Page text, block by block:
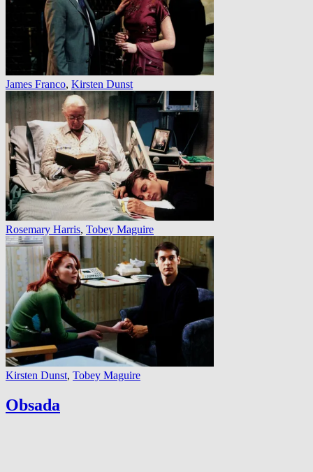
James Franco, Kirsten Dunst
Rosemary Harris, Tobey Maguire
Kirsten Dunst, Tobey Maguire
Obsada